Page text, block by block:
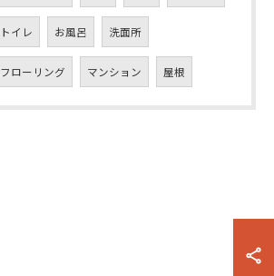
トイレ お風呂 洗面所
フローリング マンション 屋根